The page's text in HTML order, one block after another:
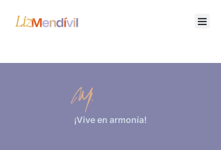
contenido
¡Vive en armonía!